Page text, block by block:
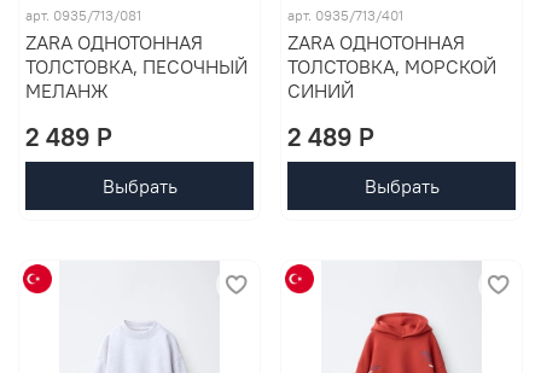
арт. 0935/713/081
ZARA ОДНОТОННАЯ
ТОЛСТОВКА, ПЕСОЧНЫЙ
МЕЛАНЖ
2 489 P
Выбрать
арт. 0935/713/401
ZARA ОДНОТОННАЯ
ТОЛСТОВКА, МОРСКОЙ
СИНИЙ
2 489 P
Выбрать